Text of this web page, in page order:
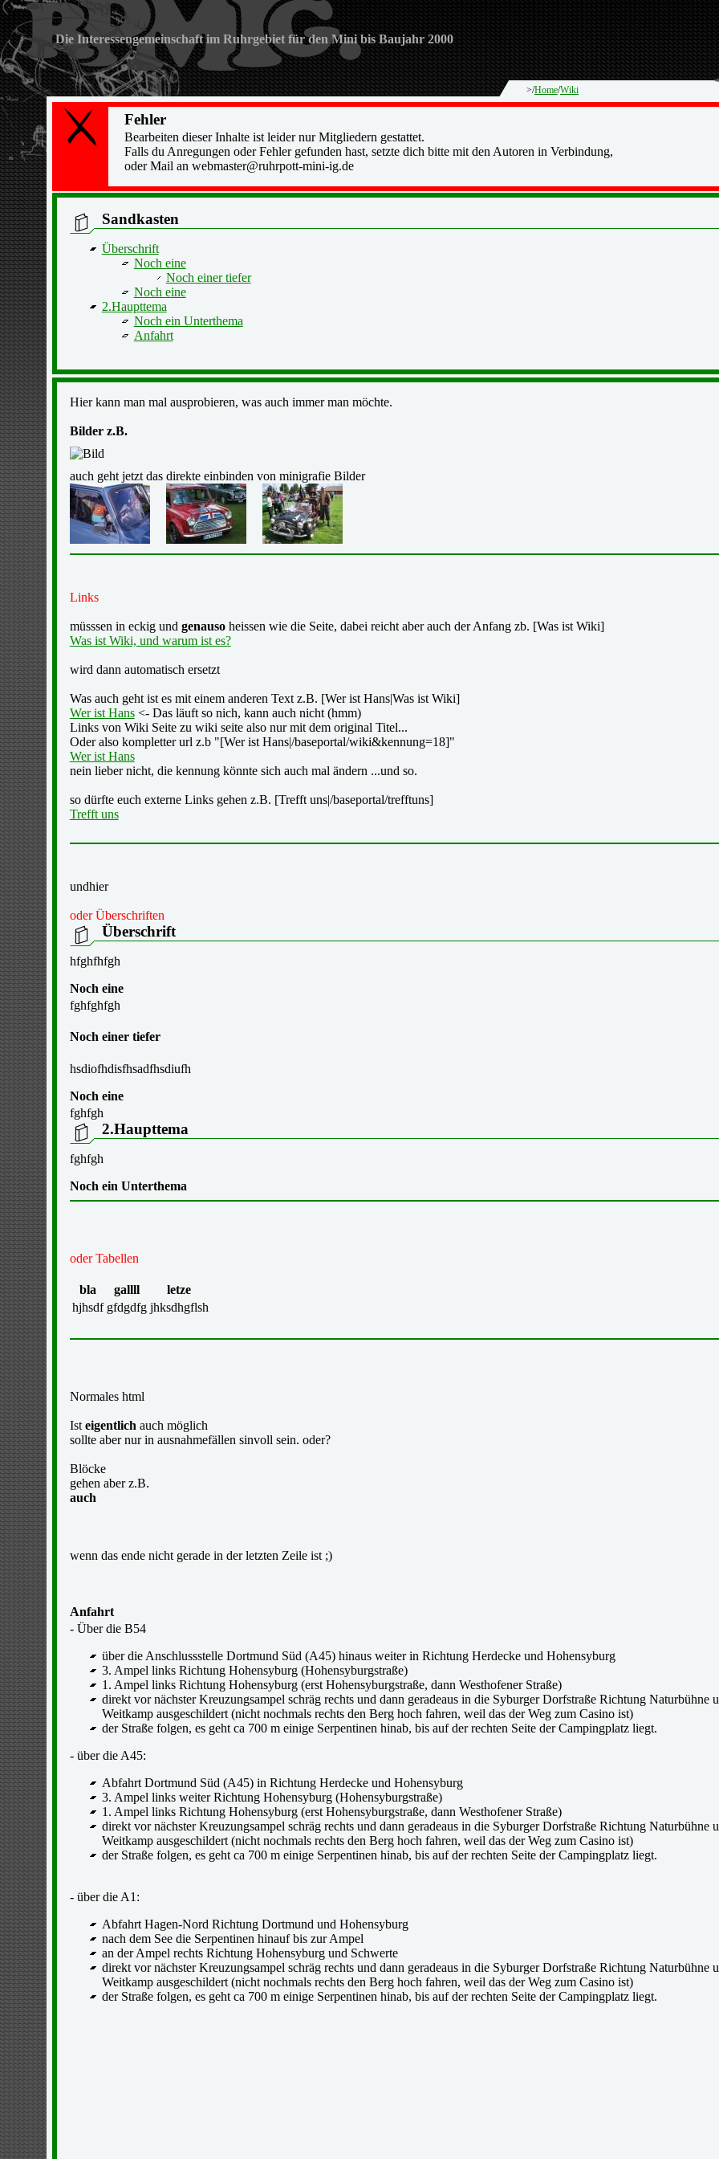
Die Interessengemeinschaft im Ruhrgebiet für den Mini bis Baujahr 2000
>/Home/Wiki
Fehler
Bearbeiten dieser Inhalte ist leider nur Mitgliedern gestattet.
Falls du Anregungen oder Fehler gefunden hast, setzte dich bitte mit den Autoren in Verbindung,
oder Mail an webmaster@ruhrpott-mini-ig.de
Sandkasten
Überschrift
Noch eine
Noch einer tiefer
Noch eine
2.Haupttema
Noch ein Unterthema
Anfahrt
Hier kann man mal ausprobieren, was auch immer man möchte.
Bilder z.B.
auch geht jetzt das direkte einbinden von minigrafie Bilder
Links
müsssen in eckig und genausoheissen wie die Seite, dabei reicht aber auch der Anfang zb. [Was ist Wiki]
Was ist Wiki, und warum ist es?
wird dann automatisch ersetzt
Was auch geht ist es mit einem anderen Text z.B. [Wer ist Hans|Was ist Wiki]
Wer ist Hans<- Das läuft so nich, kann auch nicht (hmm)
Links von Wiki Seite zu wiki seite also nur mit dem original Titel...
Oder also kompletter url z.b "[Wer ist Hans|/baseportal/wiki&kennung=18]"
Wer ist Hans
nein lieber nicht, die kennung könnte sich auch mal ändern ...und so.
so dürfte euch externe Links gehen z.B. [Trefft uns|/baseportal/trefftuns]
Trefft uns
undhier
oder Überschriften
Überschrift
hfghfhfgh
Noch eine
fghfghfgh
Noch einer tiefer
hsdiofhdisfhsadfhsdiufh
Noch eine
fghfgh
2.Haupttema
fghfgh
Noch ein Unterthema
oder Tabellen
bla gallll
letze
hjhsdf gfdgdfg jhksdhgflsh
Normales html
Ist eigentlich auch möglich
sollte aber nur in ausnahmefällen sinvoll sein. oder?
Blöcke
gehen aber z.B.
auch
wenn das ende nicht gerade in der letzten Zeile ist ;)
Anfahrt
- Über die B54
über die Anschlussstelle Dortmund Süd (A45) hinaus weiter in Richtung Herdecke und Hohensyburg
3. Ampel links Richtung Hohensyburg (Hohensyburgstraße)
1. Ampel links Richtung Hohensyburg (erst Hohensyburgstraße, dann Westhofener Straße)
direkt vor nächster Kreuzungsampel schräg rechts und dann geradeaus in die Syburger Dorfstraße Richtung Naturbühne
Weitkamp ausgeschildert (nicht nochmals rechts den Berg hoch fahren, weil das der Weg zum Casino ist)
der Straße folgen, es geht ca 700 m einige Serpentinen hinab, bis auf der rechten Seite der Campingplatz liegt.
- über die A45:
Abfahrt Dortmund Süd (A45) in Richtung Herdecke und Hohensyburg
3. Ampel links weiter Richtung Hohensyburg (Hohensyburgstraße)
1. Ampel links Richtung Hohensyburg (erst Hohensyburgstraße, dann Westhofener Straße)
direkt vor nächster Kreuzungsampel schräg rechts und dann geradeaus in die Syburger Dorfstraße Richtung Naturbühne
Weitkamp ausgeschildert (nicht nochmals rechts den Berg hoch fahren, weil das der Weg zum Casino ist)
der Straße folgen, es geht ca 700 m einige Serpentinen hinab, bis auf der rechten Seite der Campingplatz liegt.
- über die A1:
Abfahrt Hagen-Nord Richtung Dortmund und Hohensyburg
nach dem See die Serpentinen hinauf bis zur Ampel
an der Ampel rechts Richtung Hohensyburg und Schwerte
direkt vor nächster Kreuzungsampel schräg rechts und dann geradeaus in die Syburger Dorfstraße Richtung Naturbühne
Weitkamp ausgeschildert (nicht nochmals rechts den Berg hoch fahren, weil das der Weg zum Casino ist)
der Straße folgen, es geht ca 700 m einige Serpentinen hinab, bis auf der rechten Seite der Campingplatz liegt.